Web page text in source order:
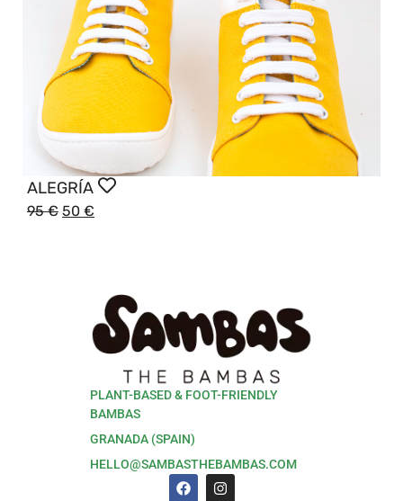
ALEGRÍA
95€ 50 €
PLANT-BASED & FOOT-FRIENDLY
BAMBAS
GRANADA (SPAIN)
HELLO@SAMBASTHEBAMBAS.COM